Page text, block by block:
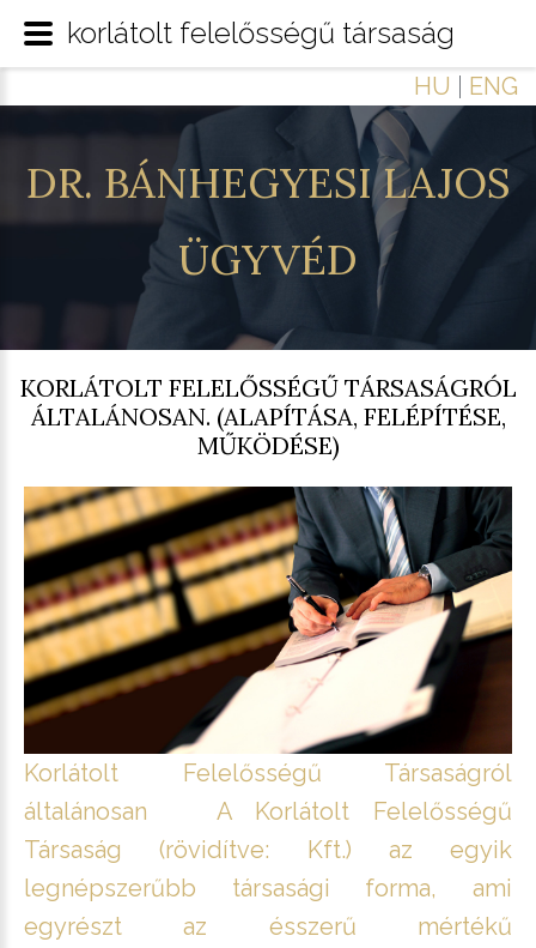
HU ENG
DR. BÁNHEGYESI LAJOS
ÜGYVÉD
KORLÁTOLT FELELŐSSÉGŰ TÁRSASÁGRÓL
ÁLTALÁNOSAN. (ALAPÍTÁSA, FELÉPÍTÉSE,
MŰKÖDÉSE)
Korlátolt Felelősségű Társaságról
általánosan A Korlátolt Felelősségű
Társaság (rövidítve: Kft.) az egyik
legnépszerűbb társasági forma, ami
egyrészt az ésszerű mértékű
korlátolt felelősségű társaság